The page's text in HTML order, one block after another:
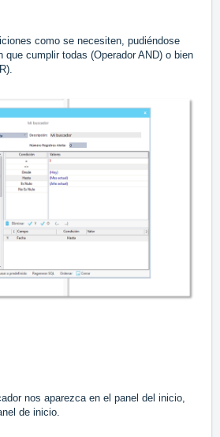
como se necesiten, pudiéndose
que cumplir todas (Operador AND) o bien
nos aparezca en el panel del inicio,
de inicio.